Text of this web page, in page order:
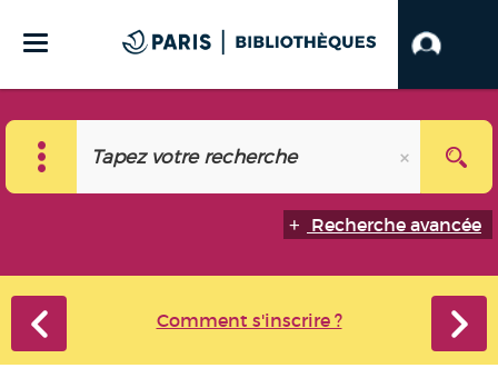
Recherche avancée
Comment s'inscrire ?